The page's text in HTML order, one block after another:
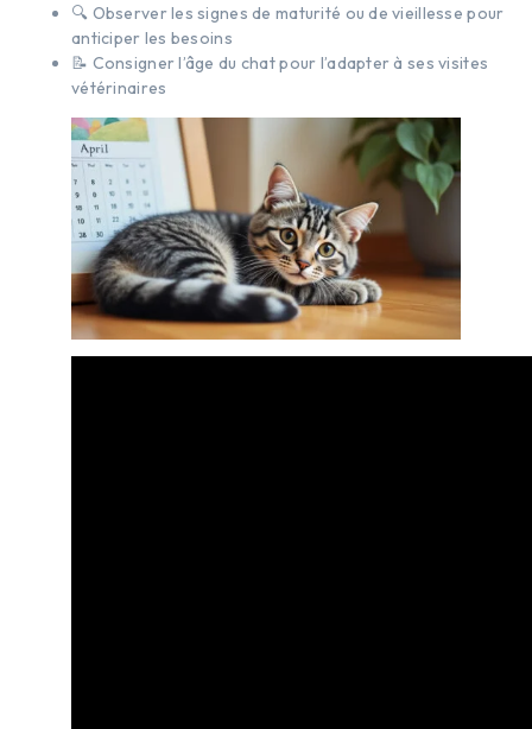
🔍 Observer les signes de maturité ou de vieillesse pour
anticiper les besoins
📝 Consigner l’âge du chat pour l’adapter à ses visites
vétérinaires